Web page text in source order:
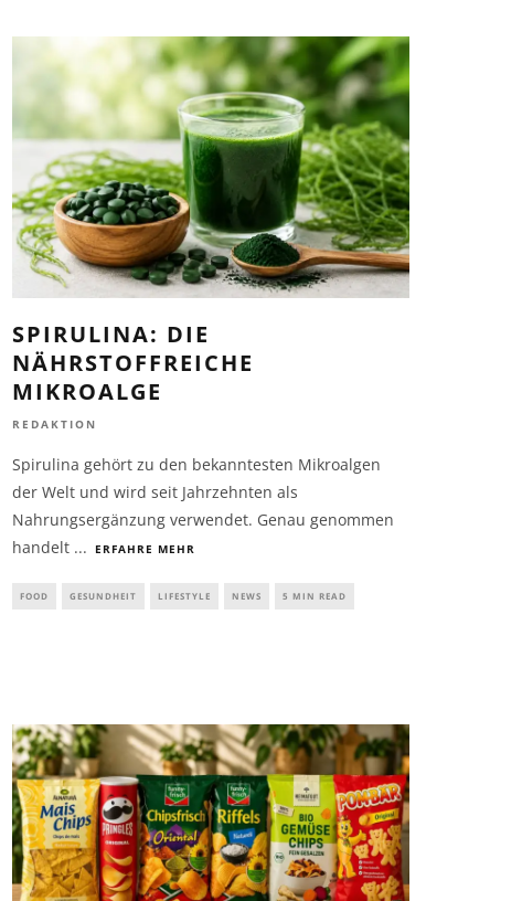
SPIRULINA: DIE
NÄHRSTOFFREICHE
MIKROALGE
REDAKTION
Spirulina gehört zu den bekanntesten Mikroalgen
der Welt und wird seit Jahrzehnten als
Nahrungsergänzung verwendet. Genau genommen
handelt ... ERFAHRE MEHR
FOOD GESUNDHEIT LIFESTYLE NEWS 5 MIN READ